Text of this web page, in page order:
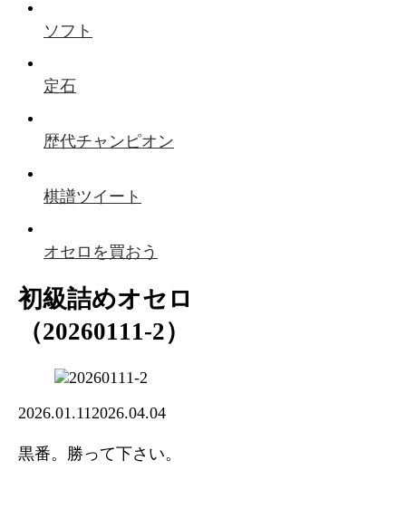
ソフト
定石
歴代チャンピオン
棋譜ツイート
オセロを買おう
初級詰めオセロ
（20260111-2）
2026.01.11 2026.04.04
黒番。勝って下さい。